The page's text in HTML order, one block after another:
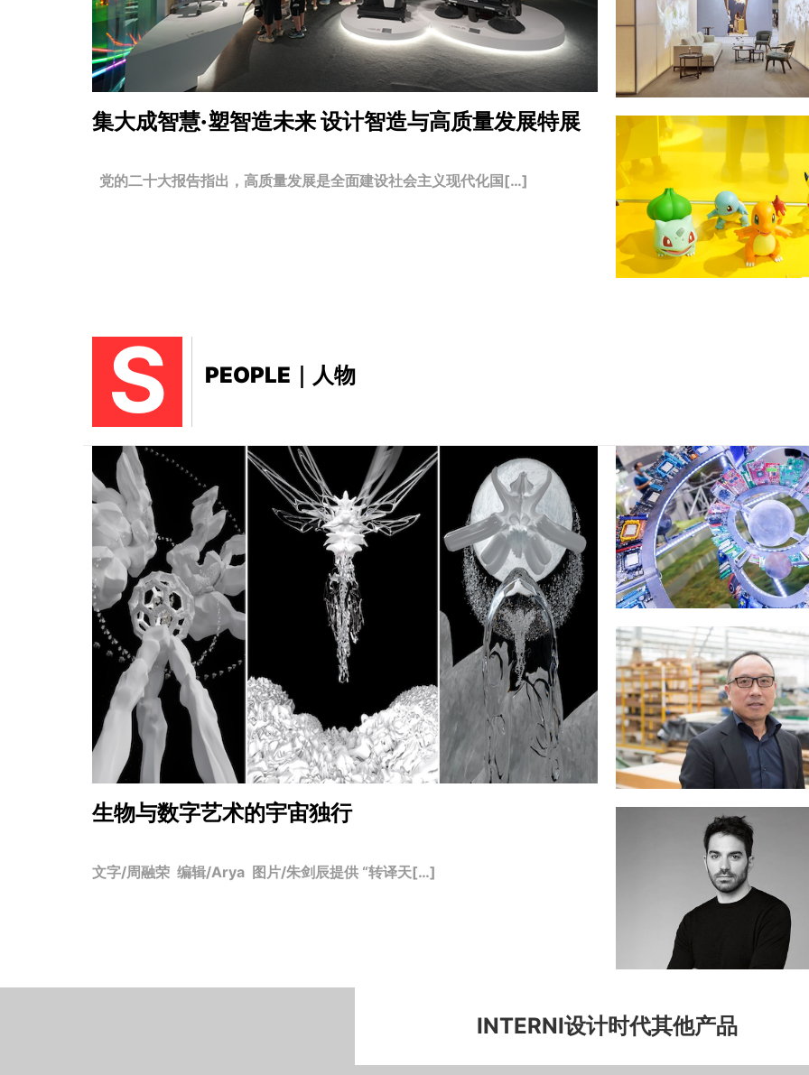
集大成智慧·塑智造未来设计智造与高质量发展特展
党的二十大报告指出，高质量发展是全面建设社会主义现代化国[…]
S PEOPLE｜人物
生物与数字艺术的宇宙独行
文字/周融荣 编辑/Arya 图片/朱剑辰提供 “转译天[…]
INTERNI设计时代其他产品